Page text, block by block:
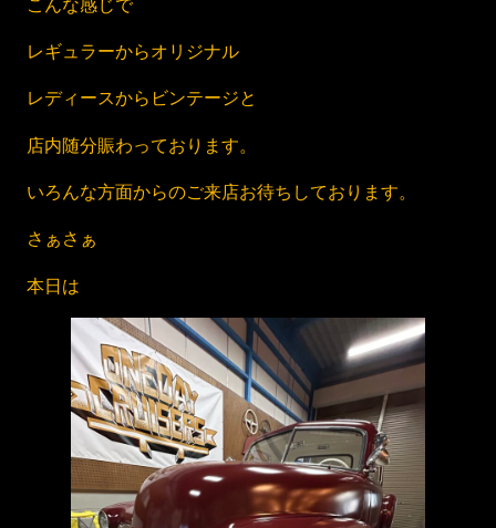
レギュラーからオリジナル
レディースからビンテージと
店内随分賑わっております。
いろんな方面からのご来店お待ちしております。
さぁさぁ
本日は